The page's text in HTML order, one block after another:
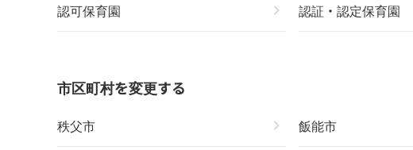
認可保育園 chevron_right 認証・認定保育園
市区町村を変更する
秩父市 chevron_right 飯能市